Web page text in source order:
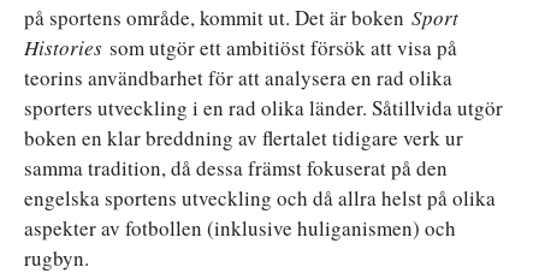
på sportens område, kommit ut. Det är boken Sport
Histories som utgör ett ambitiöst försök att visa på
teorins användbarhet för att analysera en rad olika
sporters utveckling i en rad olika länder. Såtillvida utgör
boken en klar breddning av flertalet tidigare verk ur
samma tradition, då dessa främst fokuserat på den
engelska sportens utveckling och då allra helst på olika
aspekter av fotbollen (inklusive huliganismen) och
rugbyn.